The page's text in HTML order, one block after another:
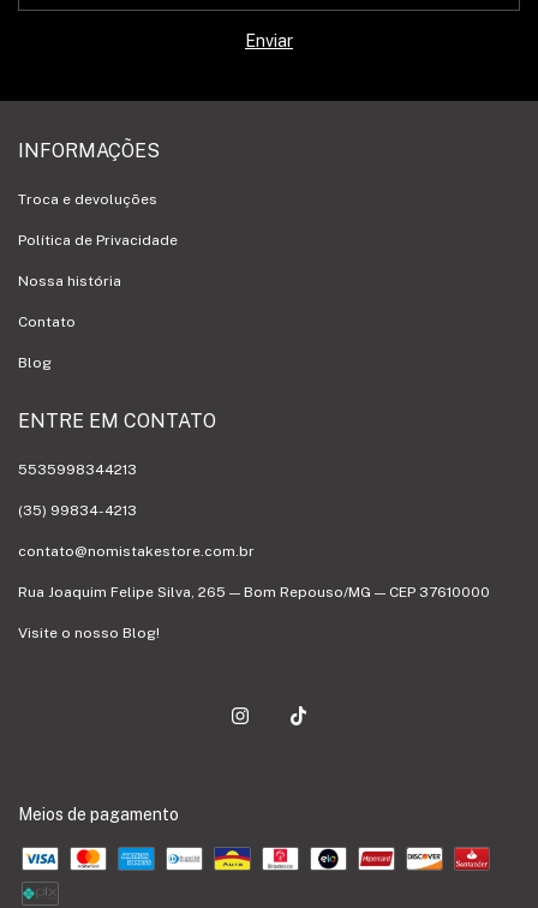
INFORMAÇÕES
Troca e devoluções
Política de Privacidade
Nossa história
Contato
Blog
ENTRE EM CONTATO
5535998344213
(35) 99834-4213
contato@nomistakestore.com.br
Rua Joaquim Felipe Silva, 265 — Bom Repouso/MG — CEP 37610000
Visite o nosso Blog!
Meios de pagamento